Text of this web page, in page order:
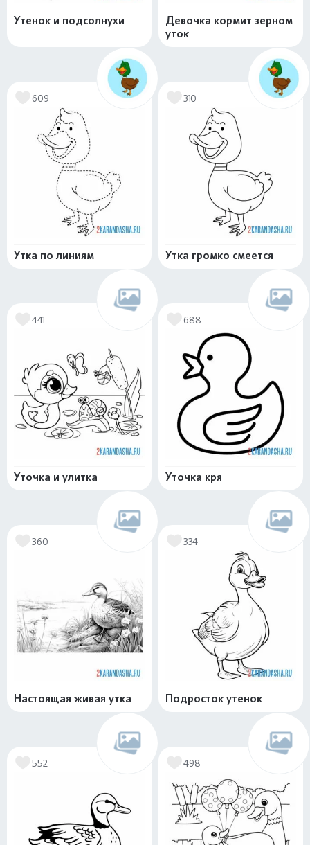
Утенок и подсолнухи
Девочка кормит зерном
уток
609
Утка по линиям
310
Утка громко смеется
441
Уточка и улитка
688
Уточка кря
360
Настоящая живая утка
334
Подросток утенок
552 498